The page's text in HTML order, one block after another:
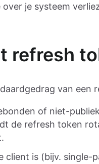
je systeem
refresh
van een
of niet-
de refresh token
client is (bijv.